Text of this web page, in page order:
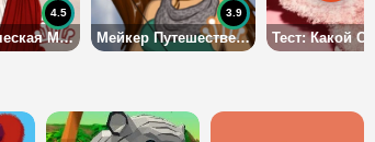
Древнегреческая Модница Мейкер
4.5
Мейкер Путешественницы
3.9